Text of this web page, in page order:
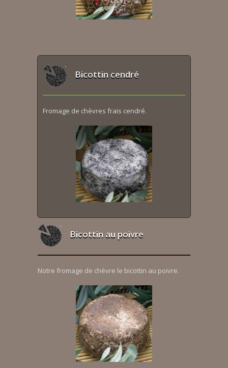
Bicottin cendré
Fromage de chèvres frais cendré.
Bicottin au poivre
Notre fromage de chèvre le bicottin au poivre.